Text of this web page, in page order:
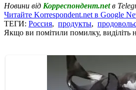
Новини від Корреспондент.netв
Читайте Korrespondent.net в Google
ТЕГИ: Россия, продукты,
Якщо ви помітили помилку, виділіть